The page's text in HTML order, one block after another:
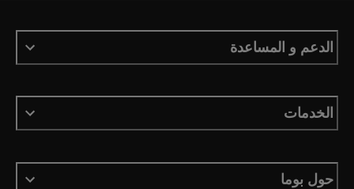
الدعم و المساعدة
الخدمات
حول بوما